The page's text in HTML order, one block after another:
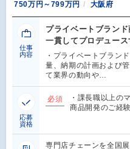
750万円～799万円 大阪府
仕事
内容
プライベートブラン
一貫してプロデュース
・プライベートブラン
量、納期の計画および
て業界の動向や…
応募
資格
必須
・課長職以上の
商品開発のご経験
専門店チェーンを全国展